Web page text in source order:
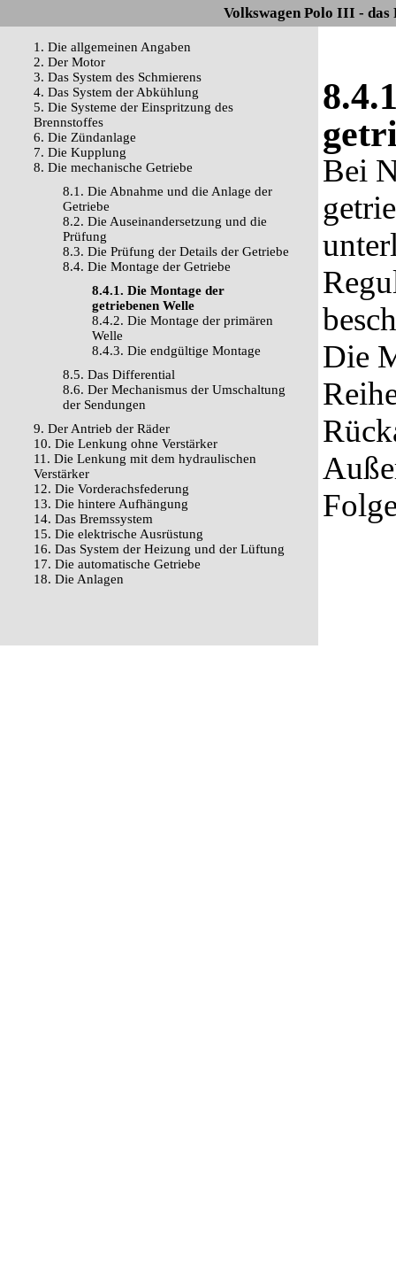
Volkswagen Polo III - das
1. Die allgemeinen Angaben
2. Der Motor
3. Das System des Schmierens
4. Das System der Abkühlung
5. Die Systeme der Einspritzung des
Brennstoffes
6. Die Zündanlage
7. Die Kupplung
8. Die mechanische Getriebe
8.1. Die Abnahme und die Anlage der
Getriebe
8.2. Die Auseinandersetzung und die
Prüfung
8.3. Die Prüfung der Details der Getriebe
8.4. Die Montage der Getriebe
8.4.1. Die Montage der
getriebenen Welle
8.4.2. Die Montage der primären
Welle
8.4.3. Die endgültige Montage
8.5. Das Differential
8.6. Der Mechanismus der Umschaltung
der Sendungen
9. Der Antrieb der Räder
10. Die Lenkung ohne Verstärker
11. Die Lenkung mit dem hydraulischen
Verstärker
12. Die Vorderachsfederung
13. Die hintere Aufhängung
14. Das Bremssystem
15. Die elektrische Ausrüstung
16. Das System der Heizung und der Lüftung
17. Die automatische Getriebe
18. Die Anlagen
Bei
Die